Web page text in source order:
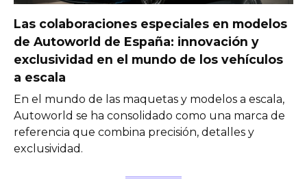
Las colaboraciones especiales en modelos
de Autoworld de España: innovación y
exclusividad en el mundo de los vehículos
a escala
En el mundo de las maquetas y modelos a escala,
Autoworld se ha consolidado como una marca de
referencia que combina precisión, detalles y
exclusividad.